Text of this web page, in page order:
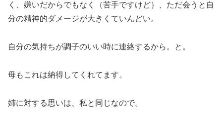
く、嫌いだからでもなく（苦手ですけど）、ただ会うと自
分の精神的ダメージが大きくていんどい。
自分の気持ちが調子のいい時に連絡するから。と。
母もこれは納得してくれてます。
姉に対する思いは、私と同じなので。